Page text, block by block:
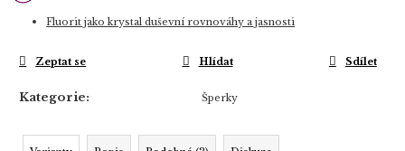
Fluorit jako krystal duševní rovnováhy a jasnosti
Kategorie: Šperky
Zeptat se Hlídat Sdílet